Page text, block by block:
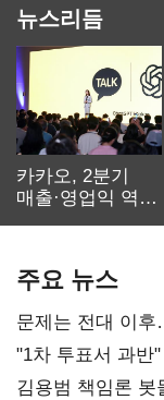
뉴스리듬
카카오, 2분기
매출·영업익 역대
주요 뉴스
문제는 전대 이
불복'
"1차 투표서 과반
김용범 책임론